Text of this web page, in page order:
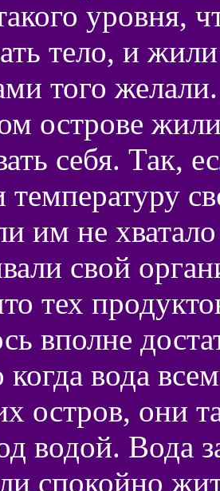
уровня,
тело, и
того желали.
острове
себя. Так,
им не
свой
тех
вполне
когда вода
остров, они
водой. Вода
спокойно